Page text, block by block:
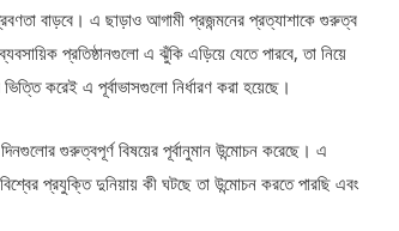
বাড়বে। এ ছাড়াও আগামী প্রজন্মনের প্রত্যাশাকে গুরুত্ব
প্রতিষ্ঠানগুলো এ ঝুঁকি এড়িয়ে যেতে পারবে, তা নিয়ে
করেই এ পূর্বাভাসগুলো নির্ধারণ করা হয়েছে।
গুরুত্বপূর্ণ বিষয়ের পূর্বানুমান উন্মোচন করেছে। এ
প্রযুক্তি দুনিয়ায় কী ঘটছে তা উন্মোচন করতে পারছি এবং